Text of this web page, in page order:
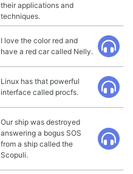
their applications and
techniques.
I love the color red and
have a red car called Nelly.
Linux has that powerful
interface called procfs.
Our ship was destroyed
answering a bogus SOS
from a ship called the
Scopuli.